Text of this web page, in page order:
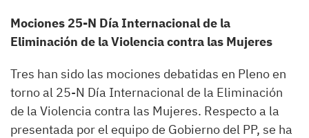
Mociones 25-N Día Internacional de la
Eliminación de la Violencia contra las Mujeres
Tres han sido las mociones debatidas en Pleno en
torno al 25-N Día Internacional de la Eliminación
de la Violencia contra las Mujeres. Respecto a la
presentada por el equipo de Gobierno del PP, se ha